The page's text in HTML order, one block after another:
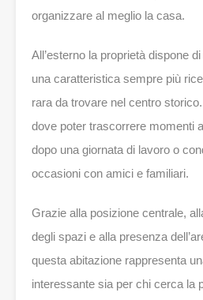
organizzare al meglio la casa.
All’esterno la proprietà dispone
una caratteristica sempre più
rara da trovare nel centro
dove poter trascorrere momenti
dopo una giornata di lavoro o
occasioni con amici e familiari.
Grazie alla posizione centrale,
degli spazi e alla presenza
questa abitazione rappresenta
interessante sia per chi cerca la